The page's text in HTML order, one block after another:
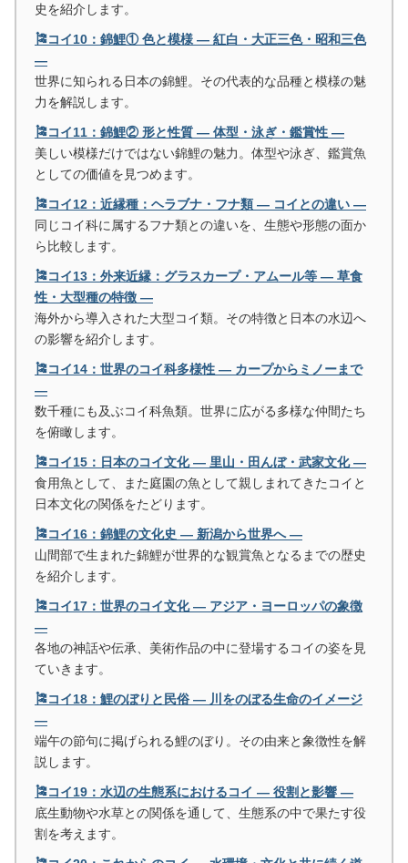
史を紹介します。
🎏コイ10：錦鯉① 色と模様 ― 紅白・大正三色・昭和三色
―
世界に知られる日本の錦鯉。その代表的な品種と模様の魅
力を解説します。
🎏コイ11：錦鯉② 形と性質 ― 体型・泳ぎ・鑑賞性 ―
美しい模様だけではない錦鯉の魅力。体型や泳ぎ、鑑賞魚
としての価値を見つめます。
🎏コイ12：近縁種：ヘラブナ・フナ類 ― コイとの違い ―
同じコイ科に属するフナ類との違いを、生態や形態の面か
ら比較します。
🎏コイ13：外来近縁：グラスカープ・アムール等 ― 草食
性・大型種の特徴 ―
海外から導入された大型コイ類。その特徴と日本の水辺へ
の影響を紹介します。
🎏コイ14：世界のコイ科多様性 ― カープからミノーまで
―
数千種にも及ぶコイ科魚類。世界に広がる多様な仲間たち
を俯瞰します。
🎏コイ15：日本のコイ文化 ― 里山・田んぼ・武家文化 ―
食用魚として、また庭園の魚として親しまれてきたコイと
日本文化の関係をたどります。
🎏コイ16：錦鯉の文化史 ― 新潟から世界へ ―
山間部で生まれた錦鯉が世界的な観賞魚となるまでの歴史
を紹介します。
🎏コイ17：世界のコイ文化 ― アジア・ヨーロッパの象徴
―
各地の神話や伝承、美術作品の中に登場するコイの姿を見
ていきます。
🎏コイ18：鯉のぼりと民俗 ― 川をのぼる生命のイメージ
―
端午の節句に掲げられる鯉のぼり。その由来と象徴性を解
説します。
🎏コイ19：水辺の生態系におけるコイ ― 役割と影響 ―
底生動物や水草との関係を通して、生態系の中で果たす役
割を考えます。